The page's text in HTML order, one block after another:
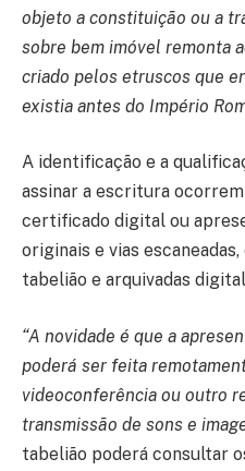
objeto a constituição ou a
sobre bem imóvel remonta
criado pelos etruscos que
existia antes do Império
A identificação e a
assinar a escritura
certificado digital ou
originais e vias
tabelião e arquivadas
“A novidade é que a
poderá ser feita
videoconferência ou outro
transmissão de sons e
tabelião poderá consultar